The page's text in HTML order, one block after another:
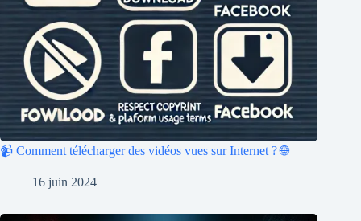
📹 Comment télécharger des vidéos vues sur Internet ? 🌐
16 juin 2024